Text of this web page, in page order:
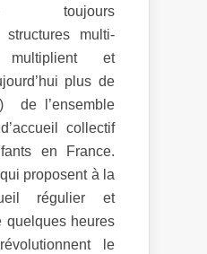
toujours
structures multi-
et
plus de
de l’ensemble
collectif
en France.
proposent à la
régulier et
quelques heures
le